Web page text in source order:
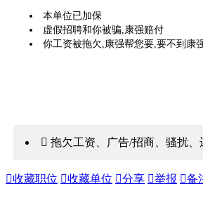
本单位已加保
虚假招聘和你被骗,康强赔付
你工资被拖欠,康强帮您要,要不到康
 拖欠工资、广告/招商、骚扰
收藏职位 收藏单位 分享 举报 备